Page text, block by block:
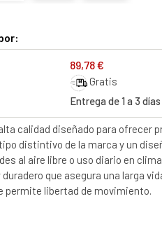
89,78 €
Gratis
Entrega de 1 a 3 días
calidad diseñado para ofrecer
distintivo de la marca y un
al aire libre o uso diario en
que asegura una larga
permite libertad de movimiento.